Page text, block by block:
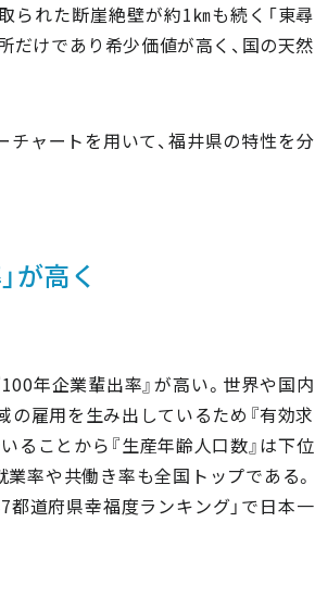
られた断崖絶壁が約1㎞も続く「東尋
だけであり希少価値が高く、国の天然
ャートを用いて、福井県の特性を分
が高く
年企業輩出率』が高い。世界や国内
雇用を生み出しているため『有効求
ることから『生産年齢人口数』は下位
率や共働き率も全国トップである。
都道府県幸福度ランキング」で日本一